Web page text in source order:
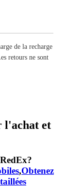
de la recharge
retours ne sont
l'achat et
,Obtenez